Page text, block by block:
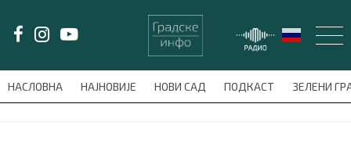
НАСЛОВНА НАЈНОВИЈЕ НОВИ САД ПОДКАСТ ЗЕЛЕНИ
meni'); $this_item = current( wp_filter_object_list(
LAT/ЋИР